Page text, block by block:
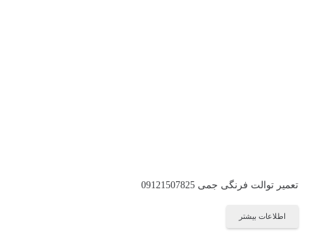
تعمیر توالت فرنگی جمی 09121507825
اطلاعات بیشتر